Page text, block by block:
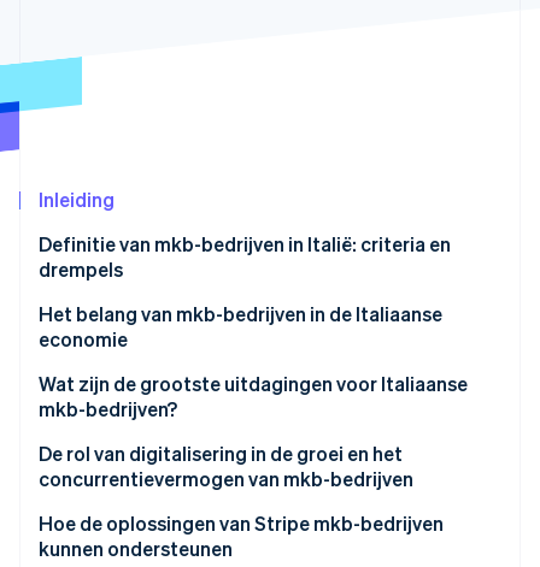
Climate
Nu bekijken
Inleiding
Definitie van mkb-bedrijven in Italië: criteria en
drempels
Wat is een mkb-bedrijf in Italië?
Het belang van mkb-bedrijven in de Italiaanse
economie
Wat zijn de grootste uitdagingen voor Italiaanse
mkb-bedrijven?
Bureaucratie
Compliance
De rol van digitalisering in de groei en het
concurrentievermogen van mkb-bedrijven
PNRR
Hoe de oplossingen van Stripe mkb-bedrijven
kunnen ondersteunen